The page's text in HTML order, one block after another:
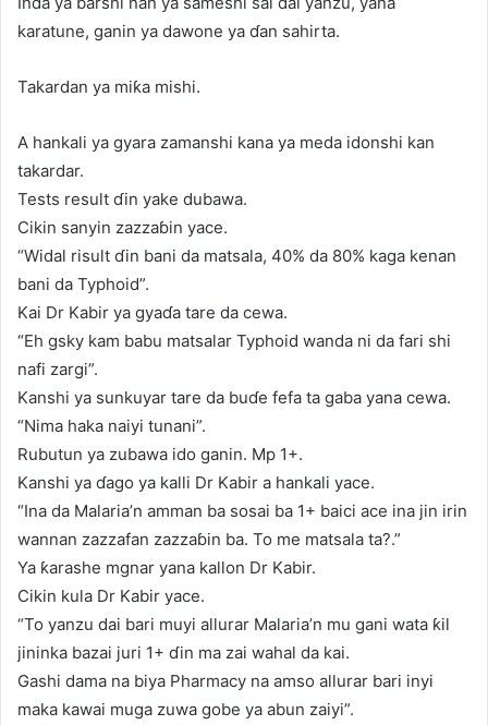
karatune, ganin ya dawone ya ɗan sahirta.
Takardan ya miƙa mishi.
A hankali ya gyara zamanshi kana ya meda idonshi kan
takardar.
Tests result ɗin yake dubawa.
Cikin sanyin zazzaɓin yace.
“Widal risult ɗin bani da matsala, 40% da 80% kaga kenan
bani da Typhoid”.
Kai Dr Kabir ya gyaɗa tare da cewa.
“Eh gsky kam babu matsalar Typhoid wanda ni da fari shi
nafi zargi”.
Kanshi ya sunkuyar tare da buɗe fefa ta gaba yana cewa.
“Nima haka naiyi tunani”.
Rubutun ya zubawa ido ganin. Mp 1+.
Kanshi ya ɗago ya kalli Dr Kabir a hankali yace.
“Ina da Malaria’n amman ba sosai ba 1+ baici ace ina jin irin
wannan zazzafan zazzaɓin ba. To me matsala ta?.”
Ya ƙarashe mgnar yana kallon Dr Kabir.
Cikin kula Dr Kabir yace.
“To yanzu dai bari muyi allurar Malaria’n mu gani wata ƙil
jininka bazai juri 1+ ɗin ma zai wahal da kai.
Gashi dama na biya Pharmacy na amso allurar bari inyi
maka kawai muga zuwa gobe ya abun zaiyi”.